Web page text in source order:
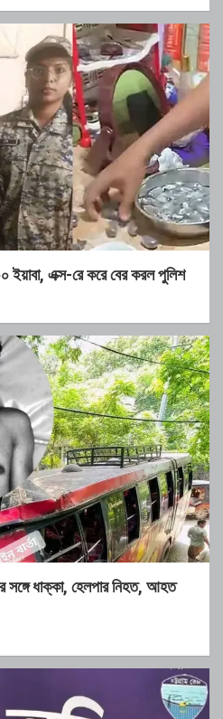
ইয়াবা, এক্স-রে করে বের করল পুলিশ
সঙ্গে ধাক্কা, হেলপার নিহত, আহত